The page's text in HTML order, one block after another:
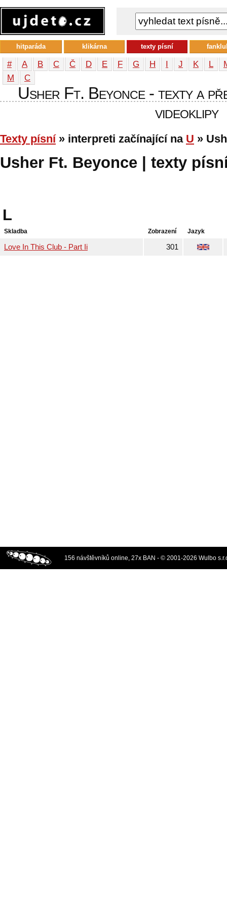
# A B C Č D E F G H I J K L
М
С
Usher Ft. Beyonce - texty a
videoklipy
Texty písní» interpreti začínající na U »
Usher Ft. Beyonce | texty
L
Skladba Zobrazení Jazyk
Love In This Club - Part Ii 301
hitparáda klikárna texty písní
156 návštěvníků online, 27x BAN - © 2001-2026 Wulbo